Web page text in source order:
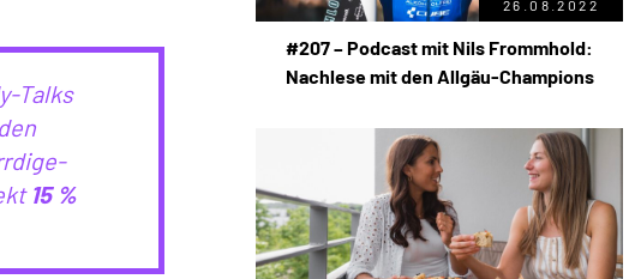
Talks
15 %
26.08.2022
#207 – Podcast mit Nils Frommhold:
Nachlese mit den Allgäu-Champions